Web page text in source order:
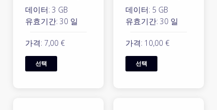
데이터: 3 GB
유효기간: 30 일
가격: 7,00 €
선택
데이터: 5 GB
유효기간: 30 일
가격: 10,00 €
선택